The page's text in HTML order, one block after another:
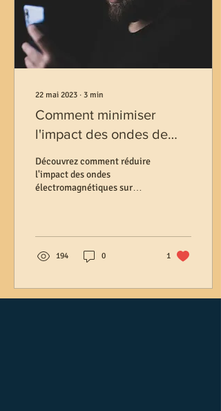
22 mai 2023 ∙ 3 min
Comment minimiser
l'impact des ondes de
votre téléphone sur votre
corps : Guide pratique
Découvrez comment réduire
l'impact des ondes
électromagnétiques sur
194 0 1